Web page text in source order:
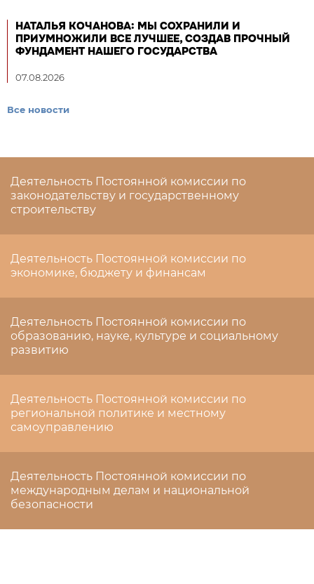
НАТАЛЬЯ КОЧАНОВА: МЫ СОХРАНИЛИ И
ПРИУМНОЖИЛИ ВСЕ ЛУЧШЕЕ, СОЗДАВ ПРОЧНЫЙ
ФУНДАМЕНТ НАШЕГО ГОСУДАРСТВА
07.08.2026
Все новости
Деятельность Постоянной комиссии по
законодательству и государственному
строительству
Деятельность Постоянной комиссии по
экономике, бюджету и финансам
Деятельность Постоянной комиссии по
образованию, науке, культуре и социальному
развитию
Деятельность Постоянной комиссии по
региональной политике и местному
самоуправлению
Деятельность Постоянной комиссии по
международным делам и национальной
безопасности